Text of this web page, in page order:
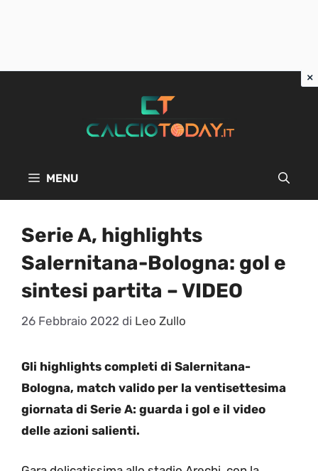
MENU
Serie A, highlights
Salernitana-Bologna: gol e
sintesi partita – VIDEO
26 Febbraio 2022 di Leo Zullo
Gli highlights completi di Salernitana-
Bologna, match valido per la ventisettesima
giornata di Serie A: guarda i gol e il video
delle azioni salienti.